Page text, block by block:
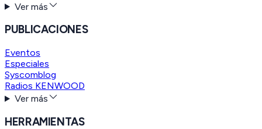
Ver más
PUBLICACIONES
Eventos
Especiales
Syscomblog
Radios KENWOOD
Ver más
HERRAMIENTAS